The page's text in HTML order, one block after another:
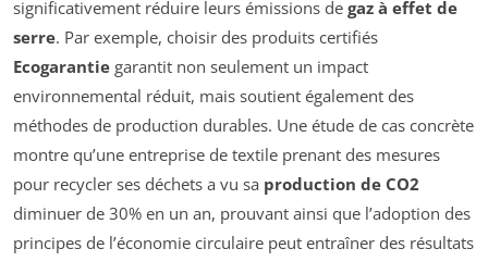
significativement réduire leurs émissions de gaz à effet de
serre. Par exemple, choisir des produits certifiés
Ecogarantie garantit non seulement un impact
environnemental réduit, mais soutient également des
méthodes de production durables. Une étude de cas concrète
montre qu’une entreprise de textile prenant des mesures
pour recycler ses déchets a vu sa production de CO2
diminuer de 30% en un an, prouvant ainsi que l’adoption des
principes de l’économie circulaire peut entraîner des résultats